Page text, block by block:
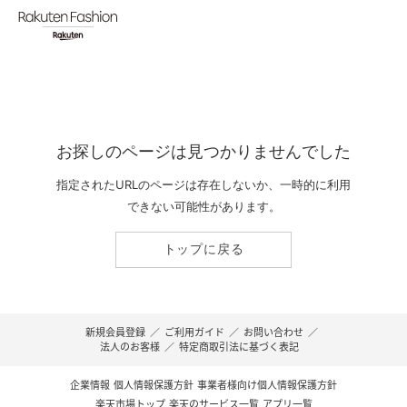
お探しのページは見つかりませんでした
指定されたURLのページは存在しないか、一時的に利用
できない可能性があります。
トップに戻る
新規会員登録 ／ ご利用ガイド ／ お問い合わせ ／
法人のお客様 ／ 特定商取引法に基づく表記
企業情報 個人情報保護方針 事業者様向け個人情報保護方針
楽天市場トップ 楽天のサービス一覧 アプリ一覧